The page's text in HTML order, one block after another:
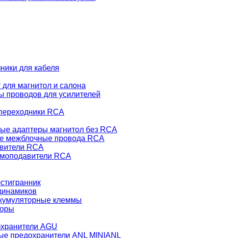
для кабеля
для магнитол и салона
проводов для усилителей
RCA
адаптеры магнитол без RCA
межблочные провода RCA
RCA
RCA
клеммы
AGU
предохранители ANL MINIANL